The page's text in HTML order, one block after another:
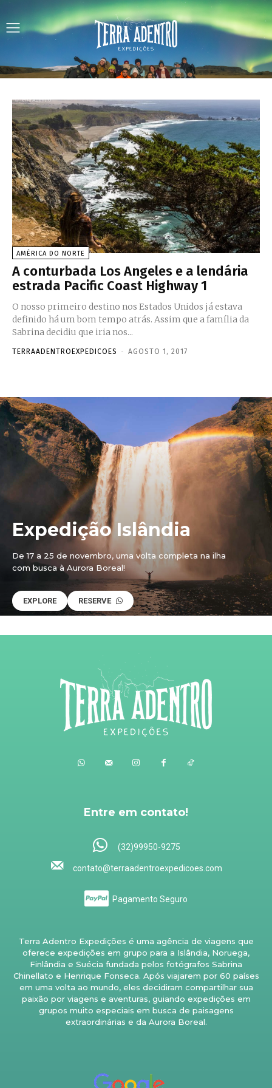
AMÉRICA DO NORTE
A conturbada Los Angeles e a lendária
estrada Pacific Coast Highway 1
O nosso primeiro destino nos Estados Unidos já estava
definido há um bom tempo atrás. Assim que a família da
Sabrina decidiu que iria nos...
TERRAADENTROEXPEDICOES - AGOSTO 1, 2017
Expedição Islândia
De 17 a 25 de novembro, uma volta completa na ilha
com busca à Aurora Boreal!
EXPLORE RESERVE
Entre em contato!
(32)99950-9275
contato@terraadentroexpedicoes.com
Pagamento Seguro
Terra Adentro Expedições é uma agência de viagens que
oferece expedições em grupo para a Islândia, Noruega,
Finlândia e Suécia fundada pelos fotógrafos Sabrina
Chinellato e Henrique Fonseca. Após viajarem por 60 países
em uma volta ao mundo, eles decidiram compartilhar sua
paixão por viagens e aventuras, guiando expedições em
grupos muito especiais em busca de paisagens
extraordinárias e da Aurora Boreal.